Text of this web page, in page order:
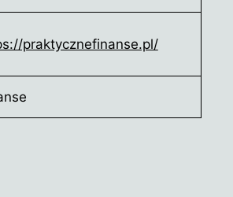
praktycznefinanse.pl/